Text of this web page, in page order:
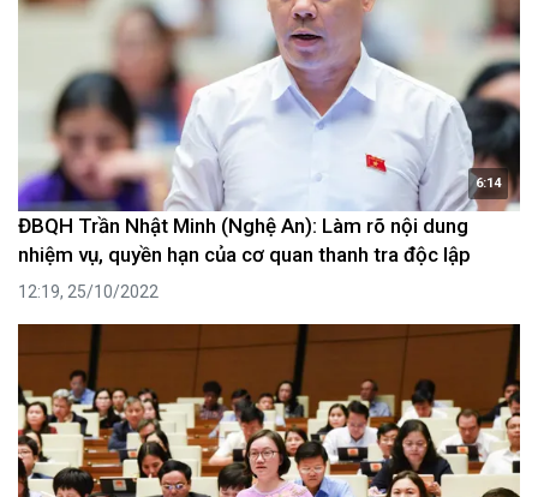
6:14
ĐBQH Trần Nhật Minh (Nghệ An): Làm rõ nội dung
nhiệm vụ, quyền hạn của cơ quan thanh tra độc lập
12:19, 25/10/2022